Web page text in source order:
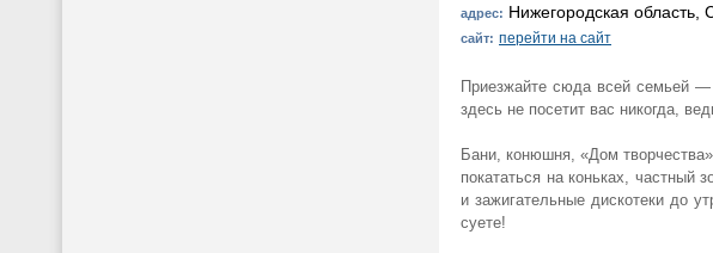
адрес: Нижегородская область,
сайт: перейти на сайт
Приезжайте сюда всей семьей
здесь не посетит вас никогда,
Бани, конюшня, «Дом
покататься на коньках, частный
и зажигательные дискотеки до
суете!